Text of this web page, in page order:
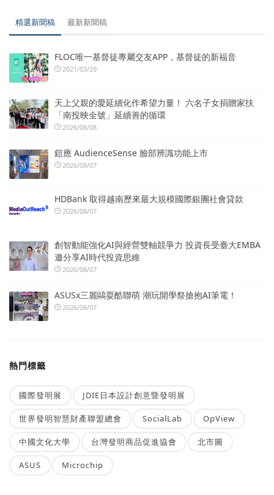
精選新聞稿 最新新聞稿
FLOC唯一基督徒專屬交友APP，基督徒的新福音
2021/03/29
天上父親的愛延續化作希望力量！ 六名子女捐贈家扶
「南投映全號」延續善的循環
2026/08/08
鎧應 AudienceSense 臉部辨識功能上市
2026/08/07
HDBank 取得越南歷來最大規模國際銀團社會貸款
2026/08/07
創智動能強化AI與經營雙軸競爭力 投資長受臺大EMBA
邀分享AI時代投資思維
2026/08/07
ASUSx三麗鷗耍酷聯萌 潮玩開學祭搶抱AI筆電！
2026/08/07
熱門標籤
國際發明展 JDIE日本設計創意暨發明展
世界發明智慧財產聯盟總會 SocialLab OpView
中國文化大學 台灣發明商品促進協會 北市圖
ASUS Microchip